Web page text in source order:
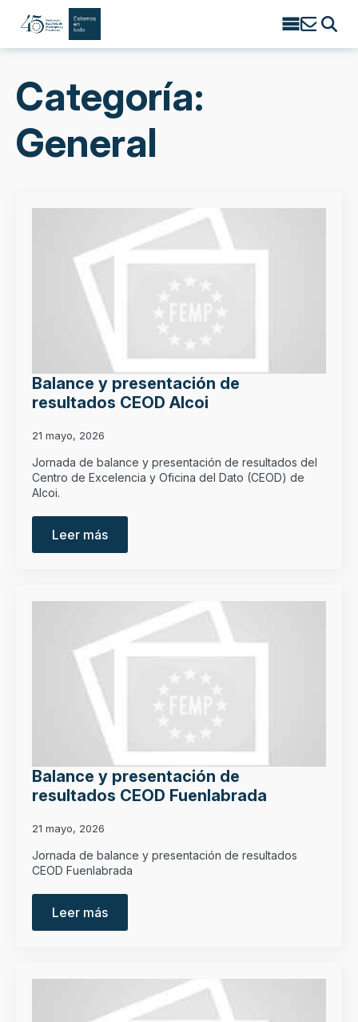
Search
Categoría:
General
Balance y presentación de
resultados CEOD Alcoi
21 mayo, 2026
Jornada de balance y presentación de resultados del
Centro de Excelencia y Oficina del Dato (CEOD) de
Alcoi.
Leer más
Balance y presentación de
resultados CEOD Fuenlabrada
21 mayo, 2026
Jornada de balance y presentación de resultados
CEOD Fuenlabrada
Leer más